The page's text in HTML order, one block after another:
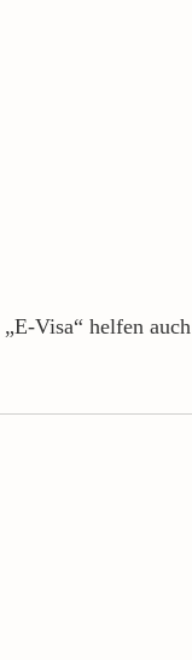
Visa“ helfen auch